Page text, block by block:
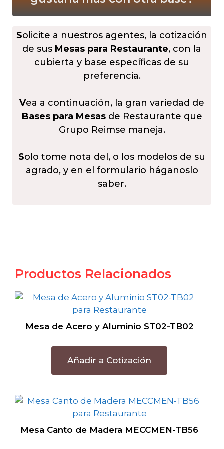
Solicite a nuestros agentes, la cotización
de sus Mesas para Restaurante, con la
cubierta y base específicas de su
preferencia.
Vea a continuación, la gran variedad de
Bases para Mesasde Restaurante que
Grupo Reimse maneja.
Solo tome nota del, o los modelos de su
agrado, y en el formulario háganoslo
saber.
Productos Relacionados
Mesa de Acero y Aluminio ST02-TB02
Añadir a Cotización
Mesa Canto de Madera MECCMEN-TB56